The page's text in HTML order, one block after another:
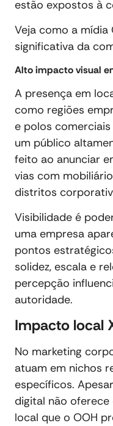
estão expostos à
Veja como a
significativa da
Alto impacto visual
A presença em
como regiões
e polos
um público
feito ao anunciar
vias com
distritos
Visibilidade é
uma empresa
pontos
solidez, escala e
percepção
autoridade.
Impacto local
No marketing
atuam em nichos
específicos.
digital não
local que o OOH